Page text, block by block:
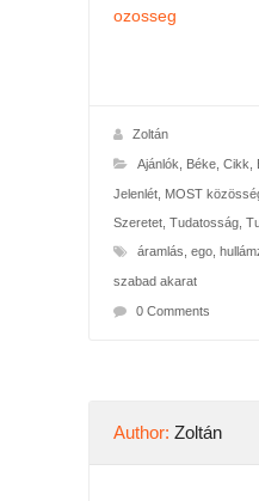
ozosseg
Zoltán
Ajánlók Béke, Cikk
Jelenlét, MOST
Szeretet, Tudatosság,
áramlás ego,
szabad akarat
0 Comments
Author: Zoltán